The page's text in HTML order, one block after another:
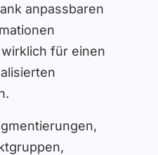
anpassbaren
für einen